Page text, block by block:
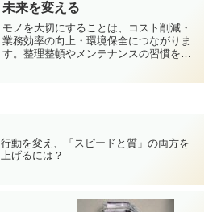
未来を変える
モノを大切にすることは、コスト削減・
業務効率の向上・環境保全につながりま
す。整理整頓やメンテナンスの習慣を身
行動を変え、「スピードと質」の両方を
上げるには？